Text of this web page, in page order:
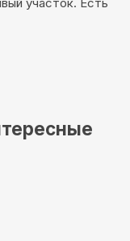
участок. Есть